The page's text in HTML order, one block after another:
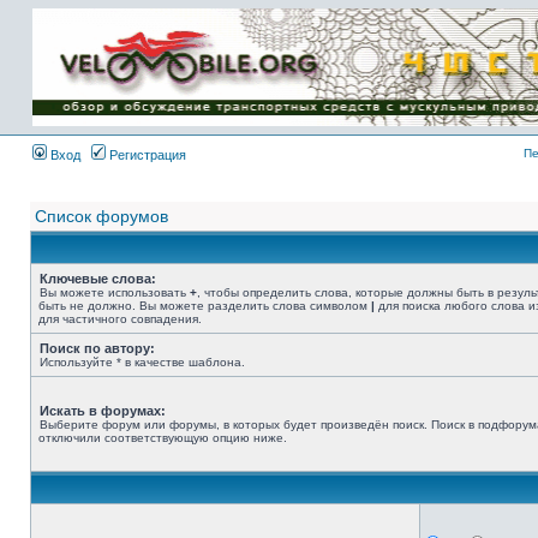
Имя пользователя:
Пароль:
{ LOG_ME_IN_SHORT
}
Вход
Регистрация
Список форумов
Ключевые слова:
Вы можете использовать + , чтобы определить слова, которые должны быть в
быть не должно. Вы можете разделить слова символом | для поиска любого слова
для частичного совпадения.
Поиск по автору:
Используйте * в качестве шаблона.
Искать в форумах:
Выберите форум или форумы, в которых будет произведён поиск. Поиск в
отключили соответствующую опцию ниже.